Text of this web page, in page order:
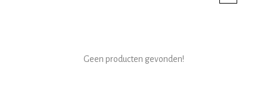
Geen producten gevonden!